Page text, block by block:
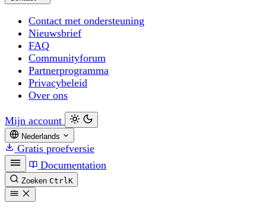
Contact met ondersteuning
Nieuwsbrief
FAQ
Communityforum
Partnerprogramma
Privacybeleid
Over ons
Mijn account
Nederlands
Gratis proefversie
Documentation
Zoeken CtrlK